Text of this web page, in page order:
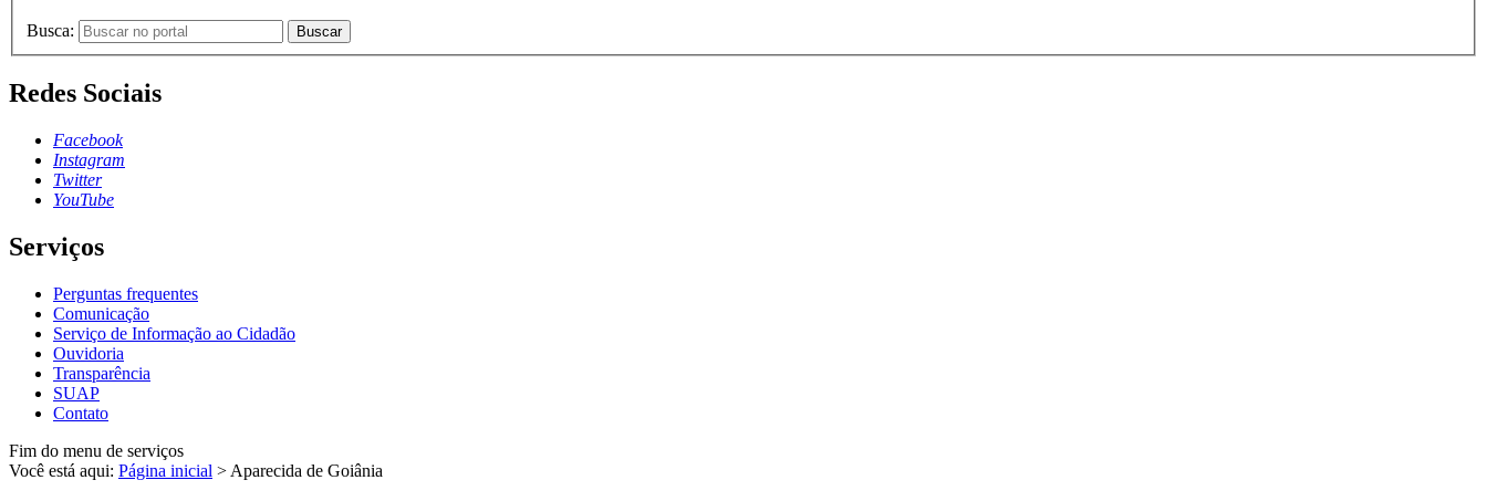
Busca: Buscar
Redes Sociais
Facebook
Instagram
Twitter
YouTube
Serviços
Perguntas frequentes
Comunicação
Serviço de Informação ao Cidadão
Ouvidoria
Transparência
SUAP
Contato
Fim do menu de serviços
Você está aqui: Página inicial > Aparecida de Goiânia